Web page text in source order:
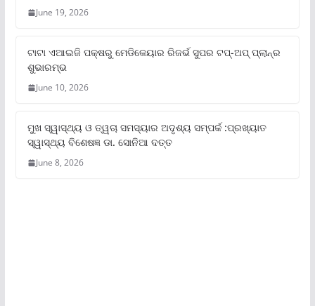
June 19, 2026
ଟାଟା ଏଆଇଜି ପକ୍ଷରୁ ମେଡିକେୟାର ରିଜର୍ଭ ସୁପର ଟପ୍‌-ଅପ୍ ପ୍ଲାନ୍‌ର
ଶୁଭାରମ୍ଭ
June 10, 2026
ମୁଖ ସ୍ୱାସ୍ଥ୍ୟ ଓ ତ୍ୱଚା ସମସ୍ୟାର ଅଦୃଶ୍ୟ ସମ୍ପର୍କ :ପ୍ରଖ୍ୟାତ
ସ୍ୱାସ୍ଥ୍ୟ ବିଶେଷଜ୍ଞ ଡା. ସୋନିଆ ଦତ୍ତ
June 8, 2026